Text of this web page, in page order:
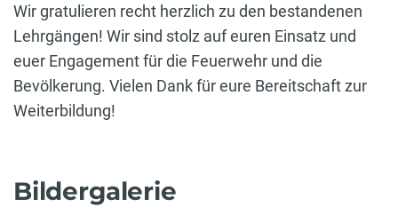
Wir gratulieren recht herzlich zu den bestandenen
Lehrgängen! Wir sind stolz auf euren Einsatz und
euer Engagement für die Feuerwehr und die
Bevölkerung. Vielen Dank für eure Bereitschaft zur
Weiterbildung!
Bildergalerie